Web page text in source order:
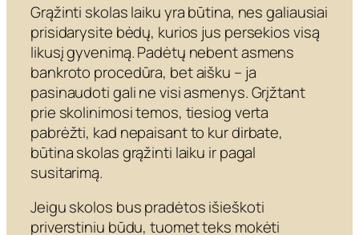
Grąžinti skolas laiku yra būtina, nes galiausiai
prisidarysite bėdų, kurios jus persekios visą
likusį gyvenimą. Padėtų nebent asmens
bankroto procedūra, bet aišku – ja
pasinaudoti gali ne visi asmenys. Grįžtant
prie skolinimosi temos, tiesiog verta
pabrėžti, kad nepaisant to kur dirbate,
būtina skolas grąžinti laiku ir pagal
susitarimą.
Jeigu skolos bus pradėtos išieškoti
priverstiniu būdu, tuomet teks mokėti